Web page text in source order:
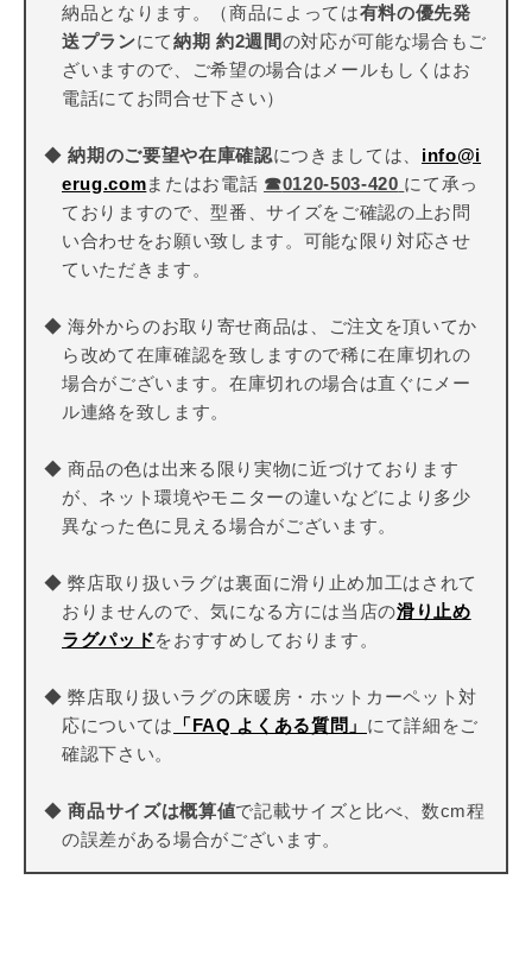
納品となります。（商品によっては有料の優先発
送プランにて納期 約2週間の対応が可能な場合もご
ざいますので、ご希望の場合はメールもしくはお
電話にてお問合せ下さい）
◆納期のご要望や在庫確認につきましては、 info@i
erug.comまたはお電話 ☎0120-503-420 にて承っ
ておりますので、型番、サイズをご確認の上お問
い合わせをお願い致します。可能な限り対応させ
ていただきます。
◆ 海外からのお取り寄せ商品は、ご注文を頂いてか
ら改めて在庫確認を致しますので稀に在庫切れの
場合がございます。在庫切れの場合は直ぐにメー
ル連絡を致します。
◆ 商品の色は出来る限り実物に近づけております
が、ネット環境やモニターの違いなどにより多少
異なった色に見える場合がございます。
◆ 弊店取り扱いラグは裏面に滑り止め加工はされて
おりませんので、気になる方には当店の滑り止め
ラグパッドをおすすめしております。
◆ 弊店取り扱いラグの床暖房・ホットカーペット対
応については
「FAQ よくある質問」 にて詳細をご
確認下さい。
◆商品サイズは概算値で記載サイズと比べ、数cm程
の誤差がある場合がございます。